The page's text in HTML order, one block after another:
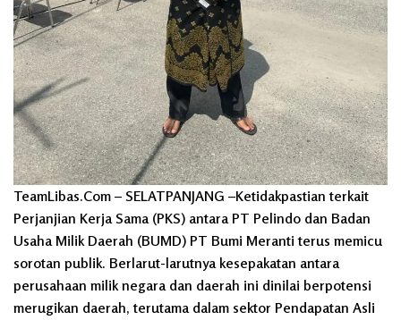
TeamLibas.Com – SELATPANJANG –Ketidakpastian terkait
Perjanjian Kerja Sama (PKS) antara PT Pelindo dan Badan
Usaha Milik Daerah (BUMD) PT Bumi Meranti terus memicu
sorotan publik. Berlarut-larutnya kesepakatan antara
perusahaan milik negara dan daerah ini dinilai berpotensi
merugikan daerah, terutama dalam sektor Pendapatan Asli